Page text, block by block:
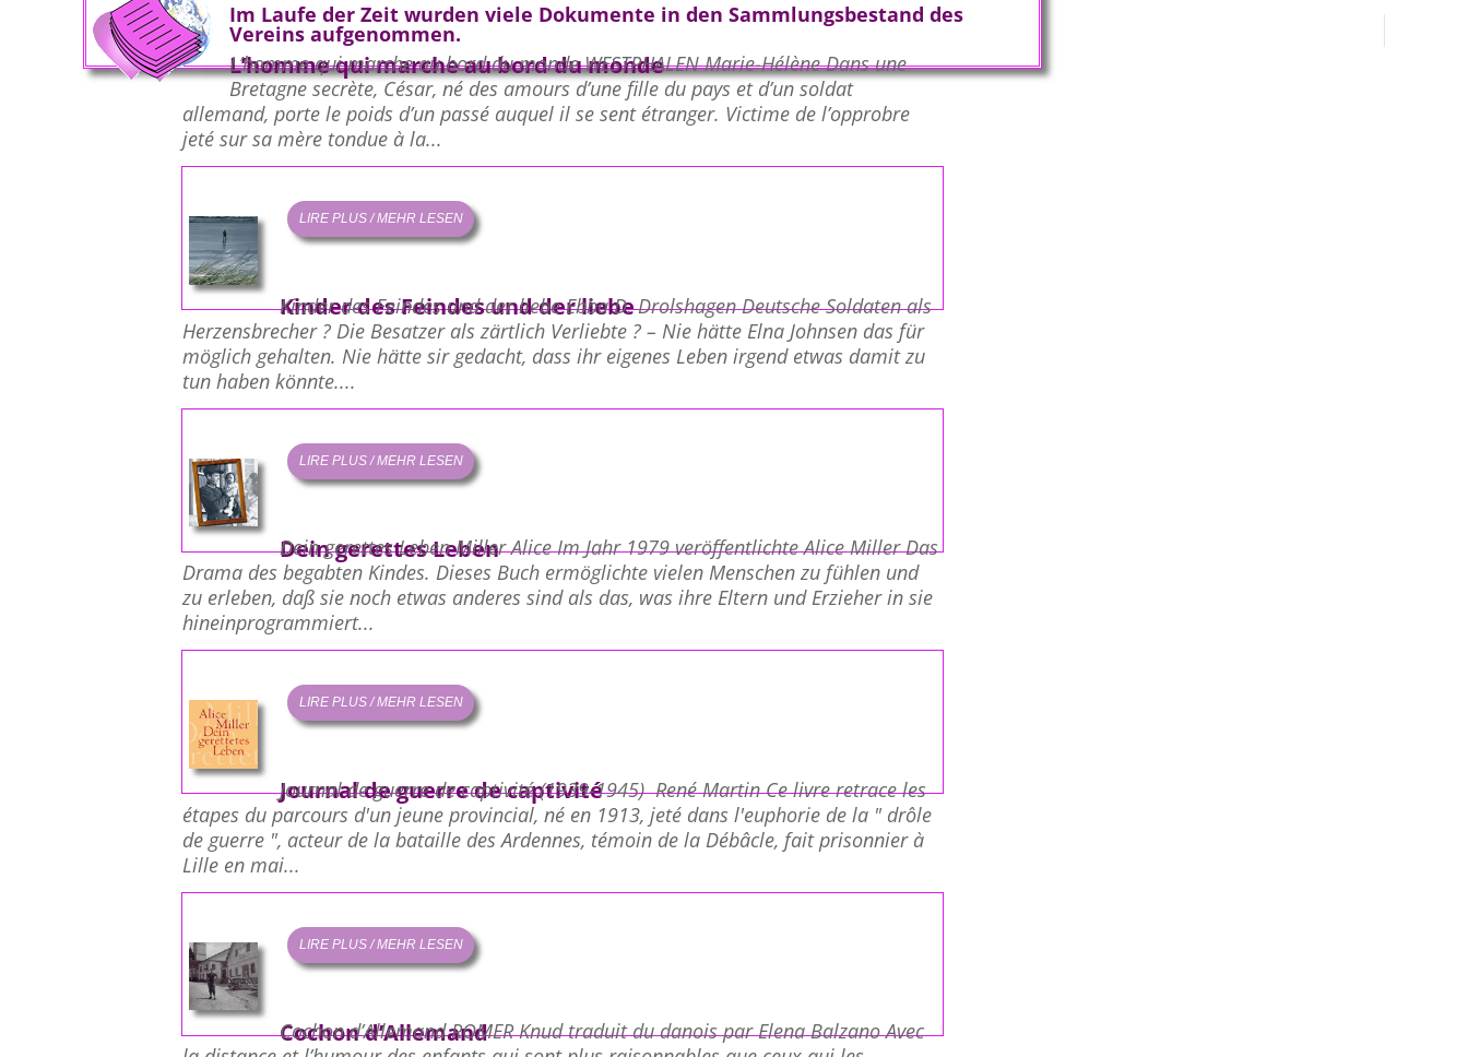
Im Laufe der Zeit wurden viele Dokumente in den Sammlungsbestand des
Vereins aufgenommen.
L’homme qui marche au bord du monde
L’homme qui marche au bord du monde WESTPHALEN Marie-Hélène Dans une
Bretagne secrète, César, né des amours d’une fille du pays et d’un soldat
allemand, porte le poids d’un passé auquel il se sent étranger. Victime de l’opprobre
jeté sur sa mère tondue à la...
LIRE PLUS / MEHR LESEN
Kinder des Feindes und der liebe
Kinder des Feindes und der liebe Ebba D. Drolshagen Deutsche Soldaten als
Herzensbrecher ? Die Besatzer als zärtlich Verliebte ? – Nie hätte Elna Johnsen das für
möglich gehalten. Nie hätte sir gedacht, dass ihr eigenes Leben irgend etwas damit zu
tun haben könnte....
LIRE PLUS / MEHR LESEN
Dein gerettes Leben
Dein gerettes Leben Miller Alice Im Jahr 1979 veröffentlichte Alice Miller Das
Drama des begabten Kindes. Dieses Buch ermöglichte vielen Menschen zu fühlen und
zu erleben, daß sie noch etwas anderes sind als das, was ihre Eltern und Erzieher in sie
hineinprogrammiert...
LIRE PLUS / MEHR LESEN
Journal de guerre de captivité
Journal de guerre de captivité (1939-1945) René Martin Ce livre retrace les
étapes du parcours d'un jeune provincial, né en 1913, jeté dans l'euphorie de la " drôle
de guerre ", acteur de la bataille des Ardennes, témoin de la Débâcle, fait prisonnier à
Lille en mai...
LIRE PLUS / MEHR LESEN
Cochon d’Allemand
Cochon d’Allemand ROMER Knud traduit du danois par Elena Balzano Avec